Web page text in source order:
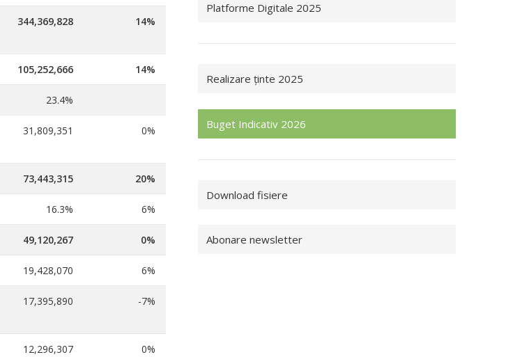
344,369,828 14%
105,252,666 14%
23.4%
31,809,351 0%
73,443,315 20%
16.3% 6%
49,120,267 0%
19,428,070 6%
17,395,890 -7%
12,296,307 0%
Platforme Digitale 2025
Realizare ținte 2025
Buget Indicativ 2026
Download fisiere
Abonare newsletter